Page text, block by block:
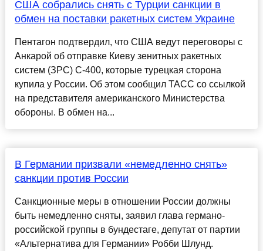
США собрались снять с Турции санкции в
обмен на поставки ракетных систем Украине
Пентагон подтвердил, что США ведут переговоры с
Анкарой об отправке Киеву зенитных ракетных
систем (ЗРС) С-400, которые турецкая сторона
купила у России. Об этом сообщил ТАСС со ссылкой
на представителя американского Министерства
обороны. В обмен на...
В Германии призвали «немедленно снять»
санкции против России
Санкционные меры в отношении России должны
быть немедленно сняты, заявил глава германо-
российской группы в бундестаге, депутат от партии
«Альтернатива для Германии» Робби Шлунд.